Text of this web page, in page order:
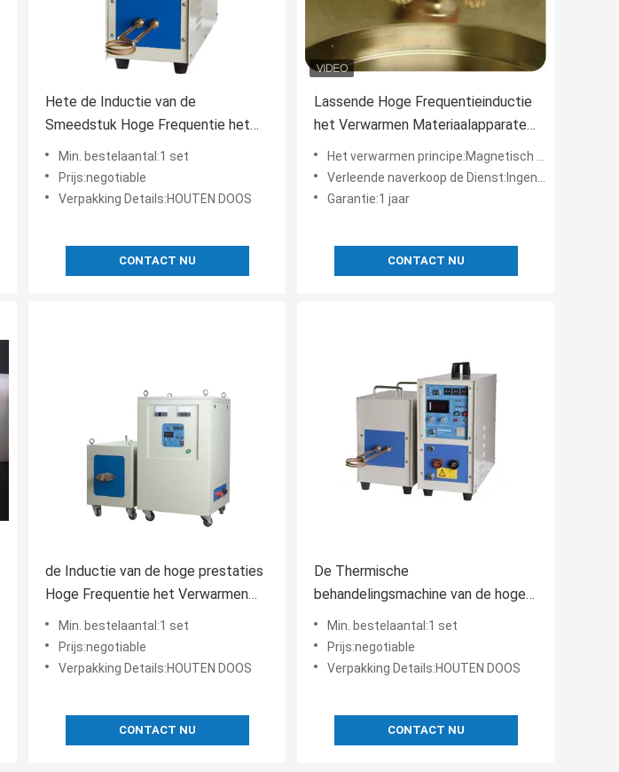
Hete de Inductie van de
Smeedstuk Hoge Frequentie het
Verwarmen Materiaalmachines van
5KW Enige Fase
Min. bestelaantal:1 set
Prijs:negotiable
Verpakking Details:HOUTEN DOOS
CONTACT NU
Lassende Hoge Frequentieinductie
het Verwarmen Materiaalapparaten,
Ce-SGS ROHS
Het verwarmen principe:Magnetisch veldinductie het verwarmen
Verleende naverkoop de Dienst:Ingenieurs beschikbaar aan de dienstmachines overzee, Videotechnische ondersteuning, Onlineondersteu
Garantie:1 jaar
CONTACT NU
de Inductie van de hoge prestaties
Hoge Frequentie het Verwarmen
apparatenmateriaal
Waterkoelingssysteem
Min. bestelaantal:1 set
Prijs:negotiable
Verpakking Details:HOUTEN DOOS
CONTACT NU
De Thermische
behandelingsmachine van de hoge
Frequentieinductie met
transformator 15KW
Min. bestelaantal:1 set
Prijs:negotiable
Verpakking Details:HOUTEN DOOS
CONTACT NU